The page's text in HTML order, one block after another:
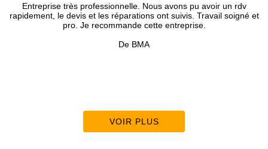
professionnelle. Nous avons pu avoir un rdv
et les réparations ont suivis. Travail soigné et
Je recommande cette entreprise.
Entreprise
VOIR PLUS